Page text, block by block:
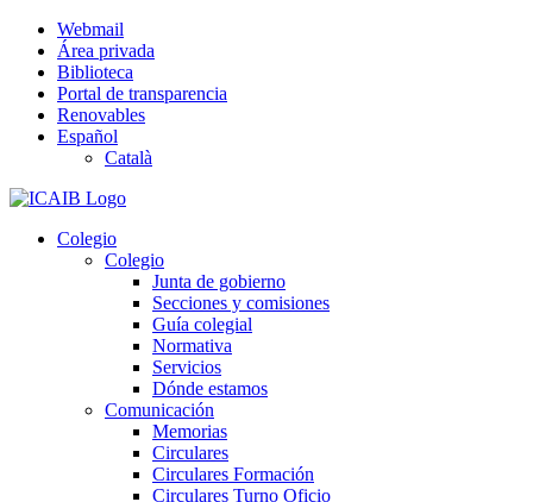
Saltar
contenido
Webmail
Área privada
Biblioteca
Portal de transparencia
Renovables
Español
Català
Colegio
Colegio
Junta de gobierno
Secciones y comisiones
Guía colegial
Normativa
Servicios
Dónde estamos
Comunicación
Memorias
Circulares
Circulares Formación
Circulares Turno Oficio